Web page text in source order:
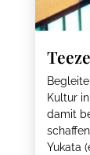
Kultur
damit
Yukata